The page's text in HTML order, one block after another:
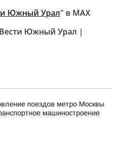
Южный Урал" в MAХ
Южный Урал |
поездов метро Москвы
машиностроение